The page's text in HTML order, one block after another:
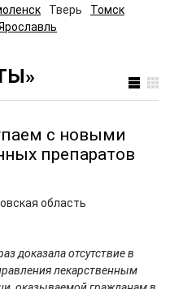
Тверь
Томск
с новыми
препаратов
область
доказала отсутствие в
лекарственным